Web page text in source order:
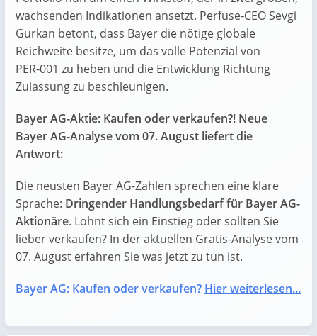
wachsenden Indikationen ansetzt. Perfuse‑CEO Sevgi
Gurkan betont, dass Bayer die nötige globale
Reichweite besitze, um das volle Potenzial von
PER‑001 zu heben und die Entwicklung Richtung
Zulassung zu beschleunigen.
Bayer AG-Aktie: Kaufen oder verkaufen?! Neue
Bayer AG-Analyse vom 07. August liefert die
Antwort:
Die neusten Bayer AG-Zahlen sprechen eine klare
Sprache: Dringender Handlungsbedarf für Bayer AG-
Aktionäre. Lohnt sich ein Einstieg oder sollten Sie
lieber verkaufen? In der aktuellen Gratis-Analyse vom
07. August erfahren Sie was jetzt zu tun ist.
Bayer AG: Kaufen oder verkaufen? Hier weiterlesen...